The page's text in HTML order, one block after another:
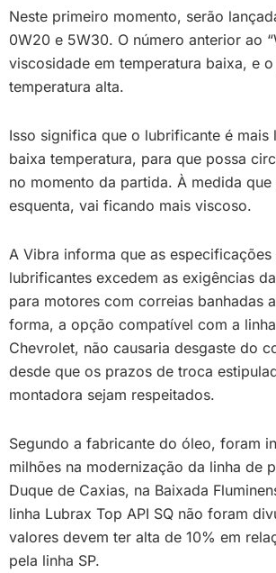
Neste primeiro momento, serão
0W20 e 5W30. O número anterior ao
viscosidade em temperatura baixa, e
temperatura alta.
Isso significa que o lubrificante é mais
baixa temperatura, para que possa
no momento da partida. À medida
esquenta, vai ficando mais viscoso.
A Vibra informa que as
lubrificantes excedem as exigências
para motores com correias banhadas
forma, a opção compatível com a
Chevrolet, não causaria desgaste do
desde que os prazos de troca
montadora sejam respeitados.
Segundo a fabricante do óleo, foram
milhões na modernização da linha de
Duque de Caxias, na Baixada
linha Lubrax Top API SQ não foram
valores devem ter alta de 10% em
pela linha SP.